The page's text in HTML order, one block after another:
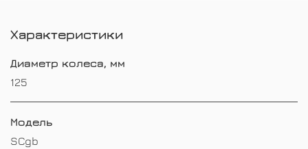
Характеристики
Диаметр колеса, мм
125
Модель
SCgb